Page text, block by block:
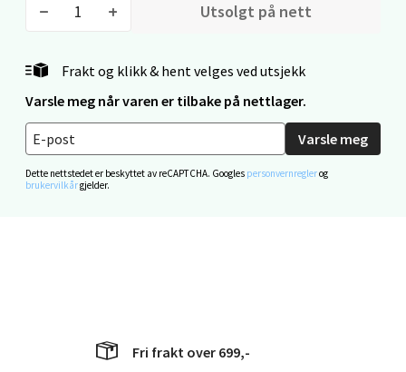
Utsolgt på nett
Frakt og klikk & hent velges ved utsjekk
Varsle meg når varen er tilbake på nettlager.
Varsle meg
Dette nettstedet er beskyttet av reCAPTCHA. Googles personvernreglerog
brukervilkårgjelder.
Fri frakt over 699,-
Fridtjof Nansensgate 22, 8622 Mo i Rana
Åpent i dag 09-19
0 i butikk
Velg
0 i butikk